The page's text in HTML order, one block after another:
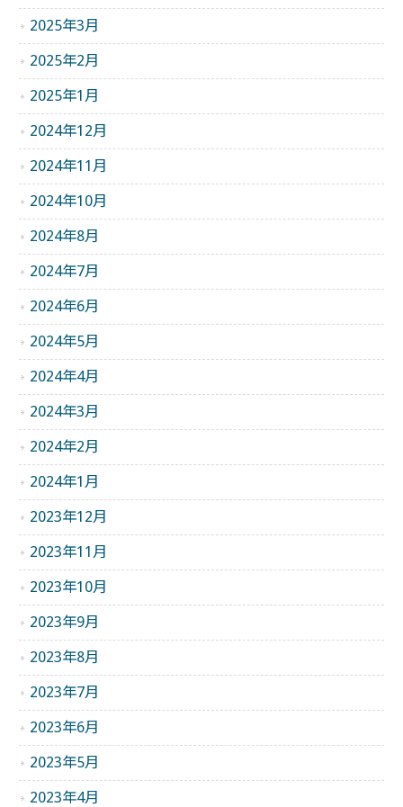
2025年3月
2025年2月
2025年1月
2024年12月
2024年11月
2024年10月
2024年8月
2024年7月
2024年6月
2024年5月
2024年4月
2024年3月
2024年2月
2024年1月
2023年12月
2023年11月
2023年10月
2023年9月
2023年8月
2023年7月
2023年6月
2023年5月
2023年4月